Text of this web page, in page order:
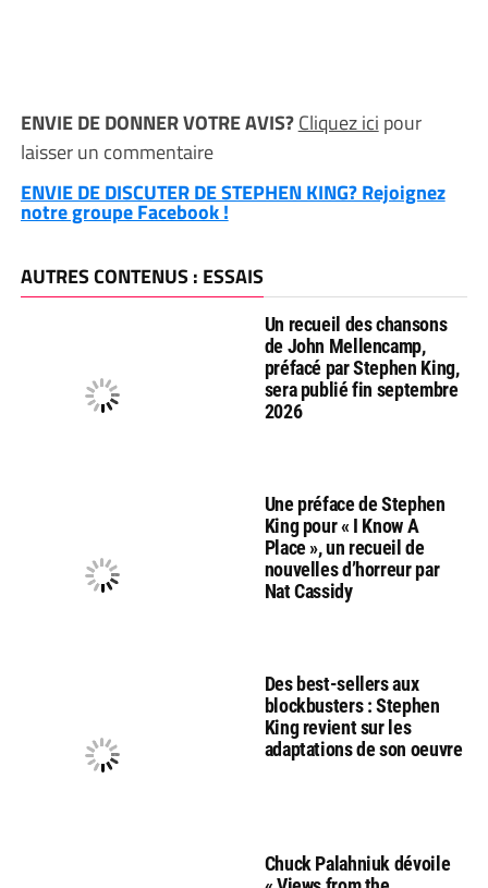
ENVIE DE DONNER VOTRE AVIS?Cliquez ici pour
laisser un commentaire
ENVIE DE DISCUTER DE STEPHEN KING? Rejoignez
notre groupe Facebook !
AUTRES CONTENUS : ESSAIS
Un recueil des chansons
de John Mellencamp,
préfacé par Stephen King,
sera publié fin septembre
2026
Une préface de Stephen
King pour « I Know A
Place », un recueil de
nouvelles d’horreur par
Nat Cassidy
Des best-sellers aux
blockbusters : Stephen
King revient sur les
adaptations de son oeuvre
Chuck Palahniuk dévoile